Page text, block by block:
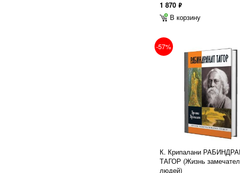
1 870 ф
В корзину
-57%
К. Крипалани
ТАГОР (Жизнь
людей)